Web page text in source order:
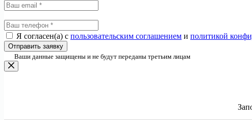
Я согласен(а) с пользовательским соглашением и политикой
Отправить заявку
Ваши данные защищены и не будут переданы третьим лицам